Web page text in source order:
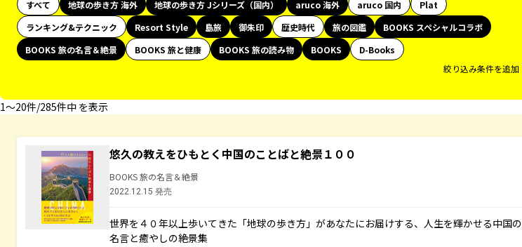
すべて 地球の歩き方 海外 地球の歩き方 Jシリーズ（国内） aruco 海外 aruco 国内
Plat
ランキング&テクニック
Resort Style 島旅 御朱印 歴史時代 旅の図鑑
BOOKS スペシャルコラボ
BOOKS 旅の名言＆絶景
BOOKS 旅と健康 BOOKS 旅の読み物 BOOKS
D-Books
絞り込み条件を追加
1〜20件/285件中 を表示
悠久の教えをひもとく中国のことばと絶景１００
BOOKS 旅の名言＆絶景
2022.12.15 発売
世界を４０年以上歩いてきた「地球の歩き方」があなたにお届けする、人生を輝かせる中国の
名言と癒やしの絶景集